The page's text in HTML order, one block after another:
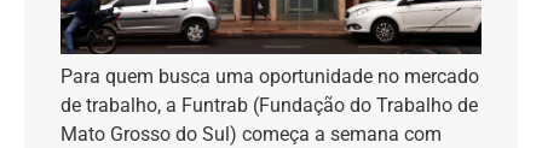
Para quem busca uma oportunidade no mercado
de trabalho, a Funtrab (Fundação do Trabalho de
Mato Grosso do Sul) começa a semana com